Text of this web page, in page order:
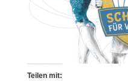
Teilen mit: